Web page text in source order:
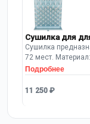
Сушилка для
Сушилка
72 мест.
450х630х110 мм.
Предусмотрен
Подробнее
11 250 ₽